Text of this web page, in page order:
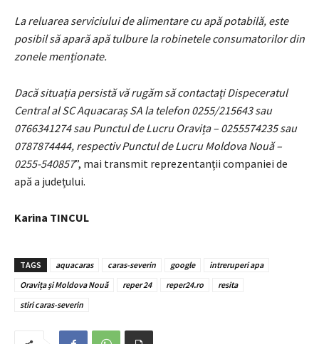
La reluarea serviciului de alimentare cu apă potabilă, este
posibil să apară apă tulbure la robinetele consumatorilor din
zonele menționate.
Dacă situația persistă vă rugăm să contactați Dispeceratul
Central al SC Aquacaraș SA la telefon 0255/215643 sau
0766341274 sau Punctul de Lucru Oravița – 0255574235 sau
0787874444, respectiv Punctul de Lucru Moldova Nouă –
0255-540857”, mai transmit reprezentanții companiei de
apă a județului.
Karina TINCUL
TAGS aquacaras caras-severin google
intreruperi apa
Oravița și Moldova Nouă
reper 24 reper24.ro
resita
stiri caras-severin